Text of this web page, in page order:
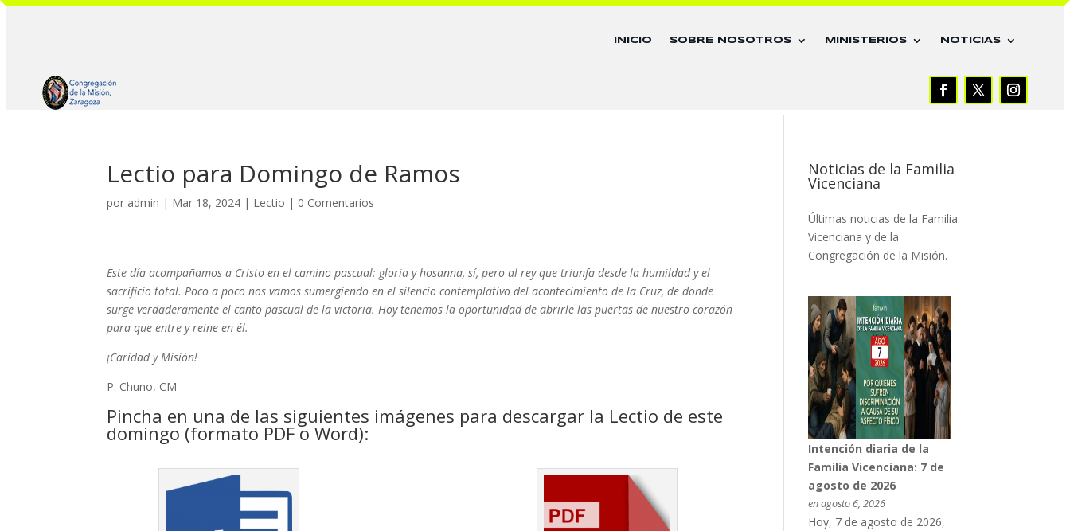
INICIO SOBRE NOSOTROS MINISTERIOS NOTICIAS
Lectio para Domingo de Ramos
por admin | Mar 18, 2024 | Lectio | 0 Comentarios
Este día acompañamos a Cristo en el camino pascual: gloria y hosanna, sí, pero al rey que triunfa desde la humildad y el
sacrificio total. Poco a poco nos vamos sumergiendo en el silencio contemplativo del acontecimiento de la Cruz, de donde
surge verdaderamente el canto pascual de la victoria. Hoy tenemos la oportunidad de abrirle las puertas de nuestro corazón
para que entre y reine en él.
¡Caridad y Misión!
P. Chuno, CM
Pincha en una de las siguientes imágenes para descargar la Lectio de este
domingo (formato PDF o Word):
Noticias de la Familia
Vicenciana
Últimas noticias de la Familia
Vicenciana y de la
Congregación de la Misión.
Intención diaria de la
Familia Vicenciana: 7 de
agosto de 2026
en agosto 6, 2026
Hoy, 7 de agosto de 2026,